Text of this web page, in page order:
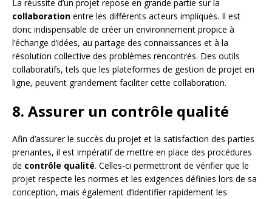
La réussite d’un projet repose en grande partie sur la
collaboration entre les différents acteurs impliqués. Il est
donc indispensable de créer un environnement propice à
l’échange d’idées, au partage des connaissances et à la
résolution collective des problèmes rencontrés. Des outils
collaboratifs, tels que les plateformes de gestion de projet en
ligne, peuvent grandement faciliter cette collaboration.
8. Assurer un contrôle qualité
Afin d’assurer le succès du projet et la satisfaction des parties
prenantes, il est impératif de mettre en place des procédures
de contrôle qualité. Celles-ci permettront de vérifier que le
projet respecte les normes et les exigences définies lors de sa
conception, mais également d’identifier rapidement les